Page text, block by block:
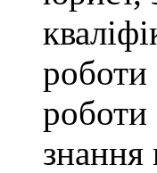
роботи
роботи
знання